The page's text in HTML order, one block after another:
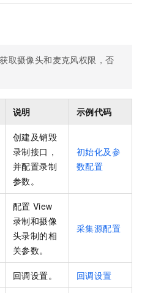
取摄像头和麦克风权限，否
说明 示例代码
创建及销毁
录制接口，
并配置录制
参数。
初始化及参
数配置
配置 View
录制和摄像
头录制的相
关参数。
采集源配置
回调设置。 回调设置